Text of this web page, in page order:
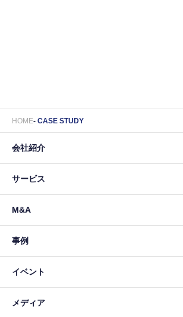
HOME CASE STUDY
会社紹介
サービス
M&A
事例
イベント
メディア